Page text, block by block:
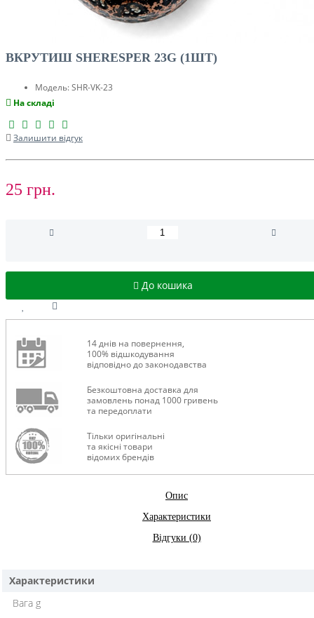
ВКРУТИШ SHERESPER 23G (1ШТ)
Модель:SHR-VK-23
На складі
Залишити відгук
25 грн.
До кошика
14 днів на повернення,
100% відшкодування
відповідно до законодавства
Безкоштовна доставка для
замовлень понад 1000 гривень
та передоплати
Тільки оригінальні
та якісні товари
відомих брендів
Опис
Характеристики
Відгуки (0)
Характеристики
Вага g